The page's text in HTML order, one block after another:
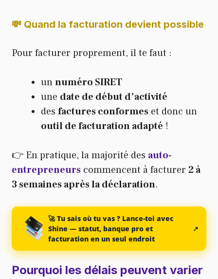
💸 Quand la facturation devient possible
Pour facturer proprement, il te faut :
unnuméro SIRET
une date de début d’activité
des factures conformes et donc un
outil de facturation adapté !
👉 En pratique, la majorité des auto-
entrepreneurs commencent à facturer 2 à
3 semaines après la déclaration.
🚀 Tu sais où tu vas ? Lance-toi avec
Shine — statut, banque pro et
facturation en un seul endroit
↗
Pourquoi les délais peuvent varier